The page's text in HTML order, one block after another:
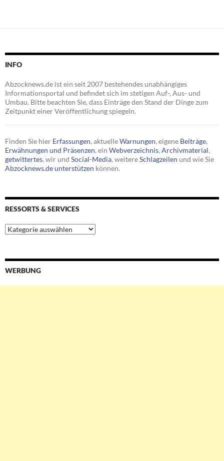
INFO
Abzocknews.de ist ein seit 2007 bestehendes unabhängiges
Informationsportal und befindet sich im stetigen Auf-, Aus- und
Umbau. Bitte beachten Sie, dass Einträge den Stand der Dinge zum
Zeitpunkt einer Veröffentlichung spiegeln.
Finden Sie hier Erfassungen, aktuelleWarnungen, eigene Beiträge,
Erwähnungen und Präsenzen, ein Webverzeichnis, Archivmaterial,
getwittertes, wir und Social-Media, weitereSchlagzeilen und wie Sie
Abzocknews.de unterstützen können.
RESSORTS & SERVICES
Ressorts
&
WERBUNG